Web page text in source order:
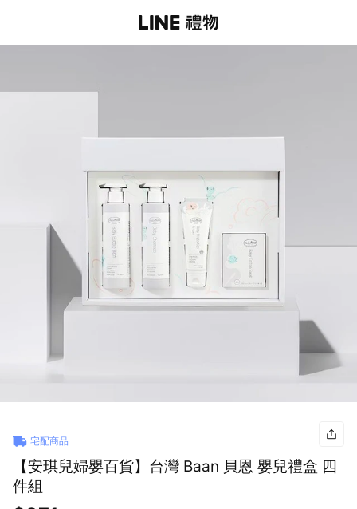
宅配商品
【安琪兒婦嬰百貨】台灣 Baan 貝恩 嬰兒禮盒 四
件組